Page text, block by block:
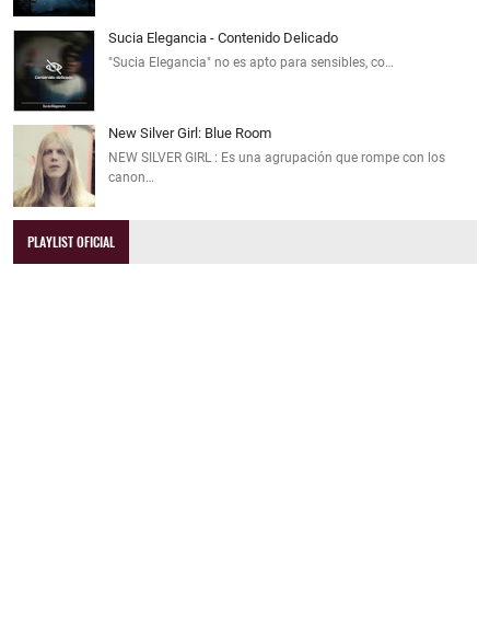
Sucia Elegancia - Contenido Delicado
"Sucia Elegancia" no es apto para sensibles, co…
New Silver Girl: Blue Room
NEW SILVER GIRL : Es una agrupación que rompe con los
canon…
PLAYLIST OFICIAL